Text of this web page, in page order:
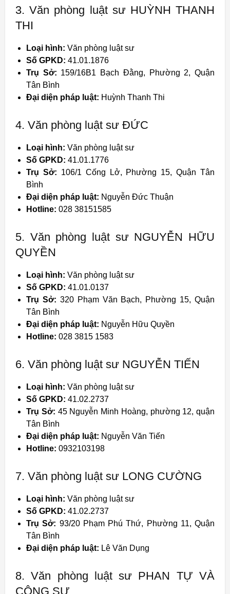
3. Văn phòng luật sư HUỲNH THANH
THI
Loại hình: Văn phòng luật sư
Số GPKD: 41.01.1876
Trụ Sở: 159/16B1 Bạch Đằng, Phường 2, Quận
Tân Bình
Đại diện pháp luật: Huỳnh Thanh Thi
4. Văn phòng luật sư ĐỨC
Loại hình: Văn phòng luật sư
Số GPKD: 41.01.1776
Trụ Sở: 106/1 Cống Lở, Phường 15, Quận Tân
Bình
Đại diện pháp luật: Nguyễn Đức Thuận
Hotline: 028 38151585
5. Văn phòng luật sư NGUYỄN HỮU
QUYỀN
Loại hình: Văn phòng luật sư
Số GPKD: 41.01.0137
Trụ Sở: 320 Phạm Văn Bạch, Phường 15, Quận
Tân Bình
Đại diện pháp luật: Nguyễn Hữu Quyền
Hotline: 028 3815 1583
6. Văn phòng luật sư NGUYỄN TIẾN
Loại hình: Văn phòng luật sư
Số GPKD: 41.02.2737
Trụ Sở: 45 Nguyễn Minh Hoàng, phường 12, quận
Tân Bình
Đại diện pháp luật: Nguyễn Văn Tiến
Hotline: 0932103198
7. Văn phòng luật sư LONG CƯỜNG
Loại hình: Văn phòng luật sư
Số GPKD: 41.02.2737
Trụ Sở: 93/20 Phạm Phú Thứ, Phường 11, Quận
Tân Bình
Đại diện pháp luật: Lê Văn Dụng
8. Văn phòng luật sư PHAN TỰ VÀ
CỘNG SỰ